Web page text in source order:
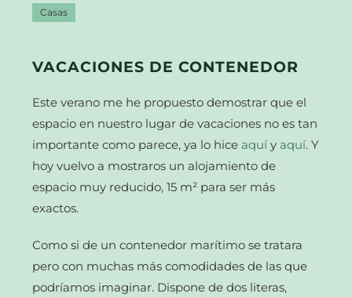
Casas
VACACIONES DE CONTENEDOR
Este verano me he propuesto demostrar que el
espacio en nuestro lugar de vacaciones no es tan
importante como parece, ya lo hice aquí y aquí. Y
hoy vuelvo a mostraros un alojamiento de
espacio muy reducido, 15 m² para ser más
exactos.
Como si de un contenedor marítimo se tratara
pero con muchas más comodidades de las que
podríamos imaginar. Dispone de dos literas,